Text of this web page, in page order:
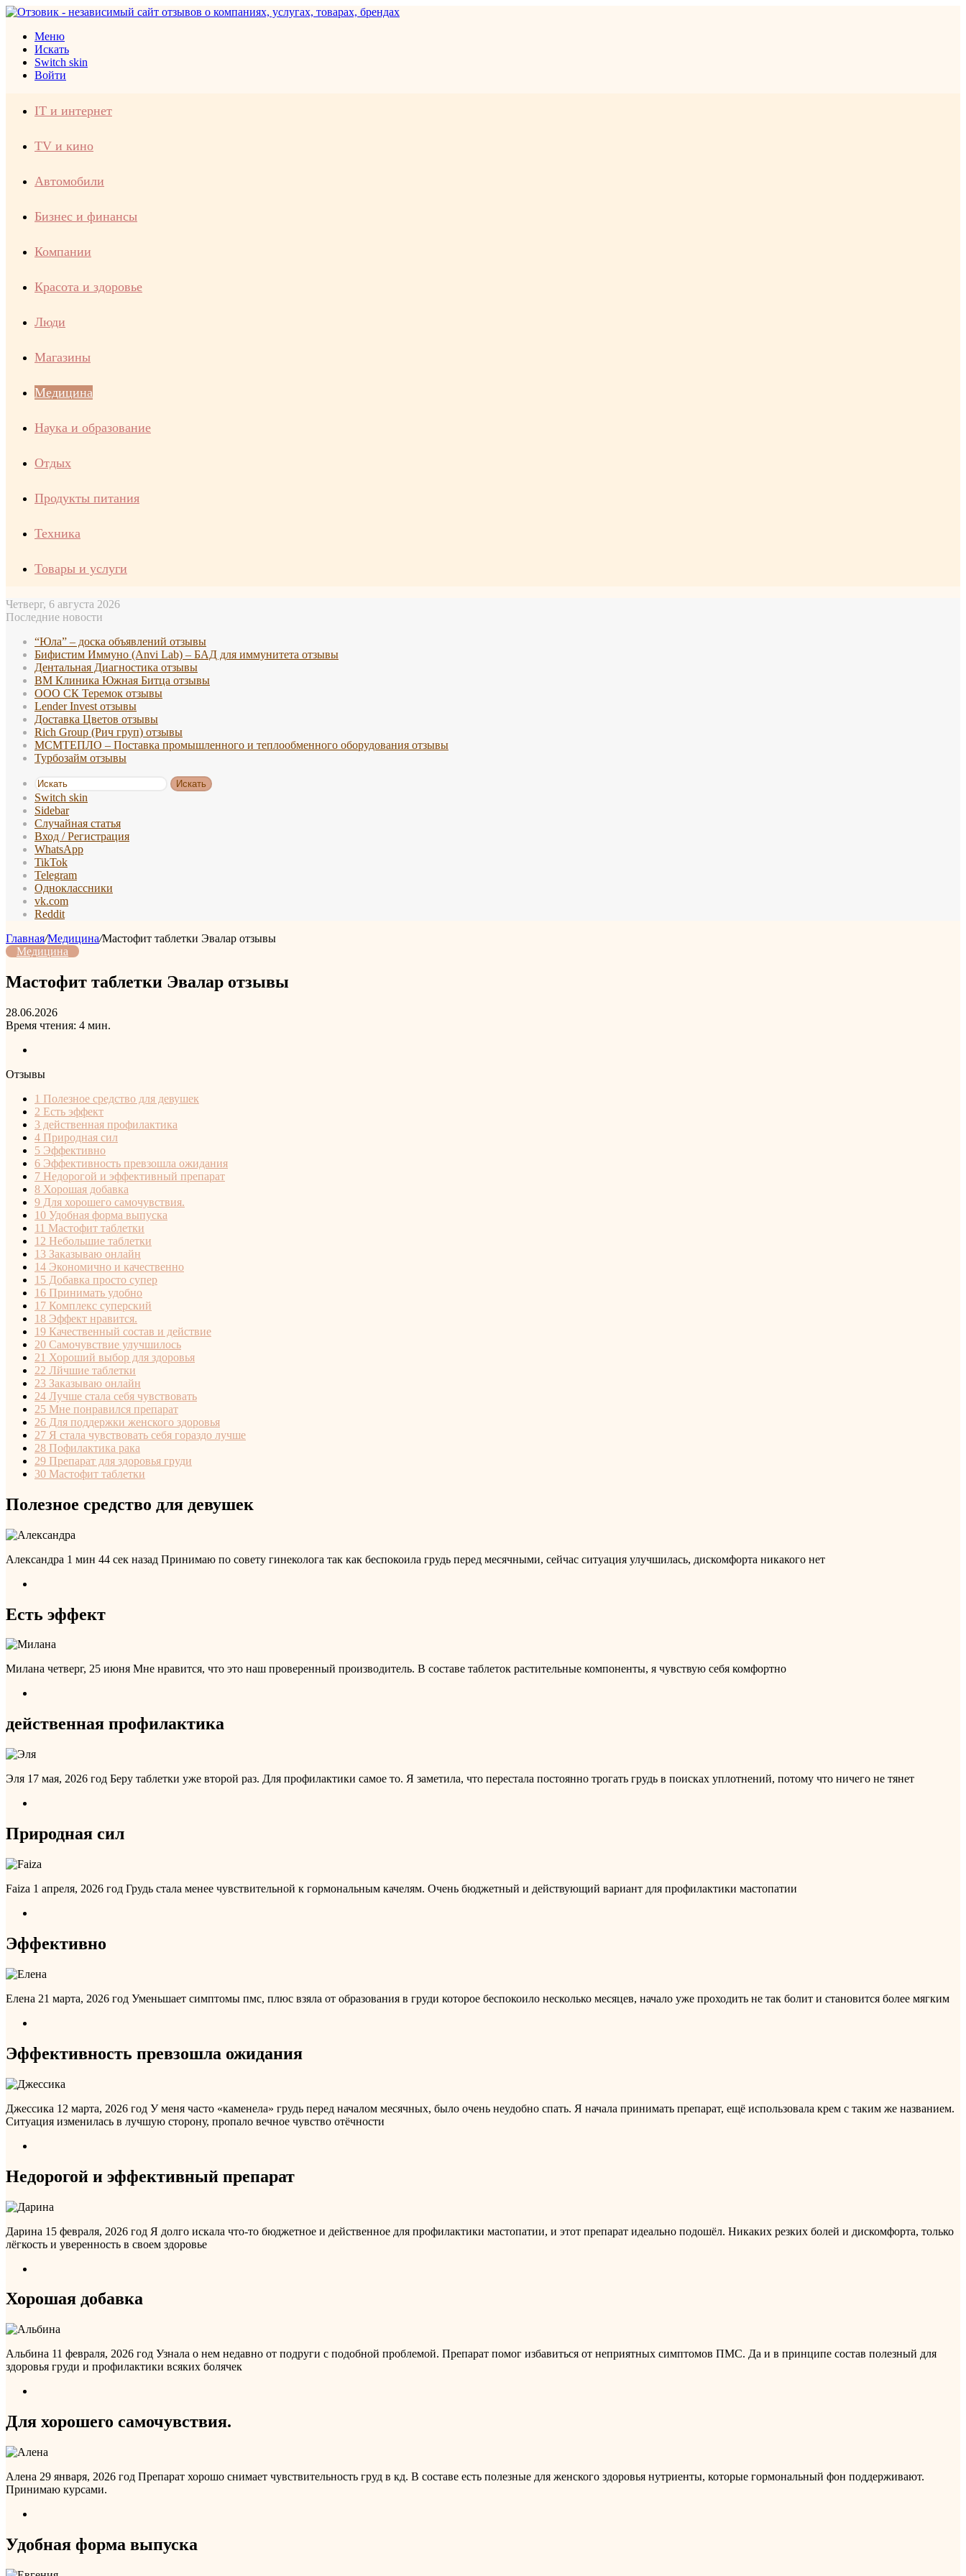
Меню
Искать
Switch skin
Войти
IT и интернет
TV и кино
Автомобили
Бизнес и финансы
Компании
Красота и здоровье
Люди
Магазины
Медицина
Наука и образование
Отдых
Продукты питания
Техника
Товары и услуги
Четверг, 6 августа 2026
Последние новости
“Юла” – доска объявлений отзывы
Бифистим Иммуно (Anvi Lab) – БАД для иммунитета отзывы
Дентальная Диагностика отзывы
ВМ Клиника Южная Битца отзывы
ООО СК Теремок отзывы
Lender Invest отзывы
Доставка Цветов отзывы
Rich Group (Рич груп) отзывы
МСМТЕПЛО – Поставка промышленного и теплообменного оборудования отзывы
Турбозайм отзывы
Искать
Switch skin
Sidebar
Случайная статья
Вход / Регистрация
WhatsApp
TikTok
Telegram
Одноклассники
vk.com
Reddit
Главная/Медицина/Мастофит таблетки Эвалар отзывы
Медицина
Мастофит таблетки Эвалар отзывы
28.06.2026
Время чтения: 4 мин.
Отзывы
1 Полезное средство для девушек
2 Есть эффект
3 действенная профилактика
4 Природная сил
5 Эффективно
6 Эффективность превзошла ожидания
7 Недорогой и эффективный препарат
8 Хорошая добавка
9 Для хорошего самочувствия.
10 Удобная форма выпуска
11 Мастофит таблетки
12 Небольшие таблетки
13 Заказываю онлайн
14 Экономично и качественно
15 Добавка просто супер
16 Принимать удобно
17 Комплекс суперский
18 Эффект нравится.
19 Качественный состав и действие
20 Самочувствие улучшилось
21 Хороший выбор для здоровья
22 Лйчшие таблетки
23 Заказываю онлайн
24 Лучше стала себя чувствовать
25 Мне понравился препарат
26 Для поддержки женского здоровья
27 Я стала чувствовать себя гораздо лучше
28 Пофилактика рака
29 Препарат для здоровья груди
30 Мастофит таблетки
Полезное средство для девушек
Александра 1 мин 44 сек назад Принимаю по совету гинеколога так как беспокоила грудь перед месячными, сейчас ситуация улучшилась, дискомфорта никакого нет
Есть эффект
Милана четверг, 25 июня Мне нравится, что это наш проверенный производитель. В составе таблеток растительные компоненты, я чувствую себя комфортно
действенная профилактика
Эля 17 мая, 2026 год Беру таблетки уже второй раз. Для профилактики самое то. Я заметила, что перестала постоянно трогать грудь в поисках уплотнений, потому что ничего не тянет
Природная сил
Faiza 1 апреля, 2026 год Грудь стала менее чувствительной к гормональным качелям. Очень бюджетный и действующий вариант для профилактики мастопатии
Эффективно
Елена 21 марта, 2026 год Уменьшает симптомы пмс, плюс взяла от образования в груди которое беспокоило несколько месяцев, начало уже проходить не так болит и становится более мягким
Эффективность превзошла ожидания
Джессика 12 марта, 2026 год У меня часто «каменела» грудь перед началом месячных, было очень неудобно спать. Я начала принимать препарат, ещё использовала крем с таким же названием.
Ситуация изменилась в лучшую сторону, пропало вечное чувство отёчности
Недорогой и эффективный препарат
Дарина 15 февраля, 2026 год Я долго искала что-то бюджетное и действенное для профилактики мастопатии, и этот препарат идеально подошёл. Никаких резких болей и дискомфорта, только
лёгкость и уверенность в своем здоровье
Хорошая добавка
Альбина 11 февраля, 2026 год Узнала о нем недавно от подруги с подобной проблемой. Препарат помог избавиться от неприятных симптомов ПМС. Да и в принципе состав полезный для
здоровья груди и профилактики всяких болячек
Для хорошего самочувствия.
Алена 29 января, 2026 год Препарат хорошо снимает чувствительность груд в кд. В составе есть полезные для женского здоровья нутриенты, которые гормональный фон поддерживают.
Принимаю курсами.
Удобная форма выпуска